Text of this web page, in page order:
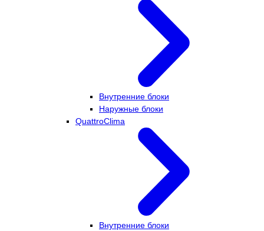
Внутренние блоки
Наружные блоки
QuattroClima
Внутренние блоки